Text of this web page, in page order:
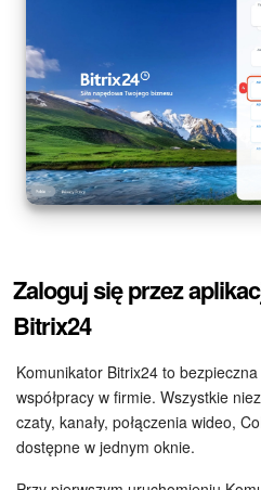
ZAŁÓŻ
Zaloguj się przez
Bitrix24
Komunikator Bitrix24 to
współpracy w firmie. Wszystkie
czaty, kanały, połączenia wideo,
dostępne w jednym oknie.